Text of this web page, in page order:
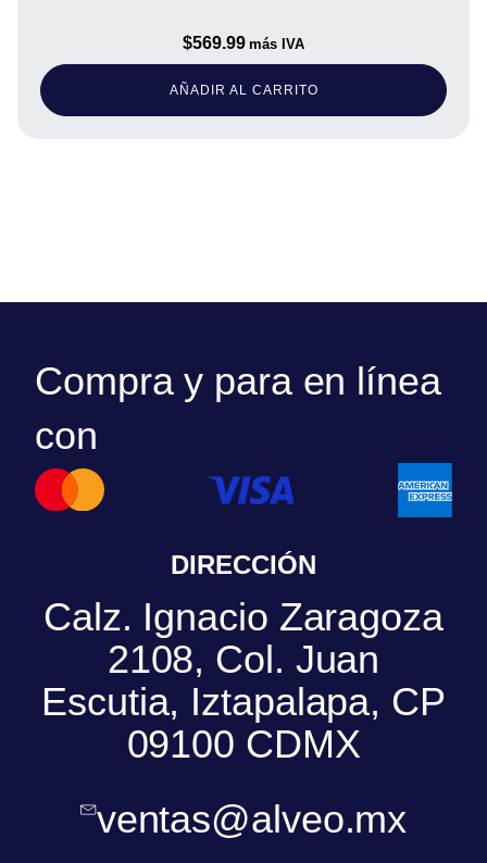
$569.99 más IVA
AÑADIR AL CARRITO
Compra y para en línea
con
DIRECCIÓN
Calz. Ignacio Zaragoza
2108, Col. Juan
Escutia, Iztapalapa, CP
09100 CDMX
ventas@alveo.mx